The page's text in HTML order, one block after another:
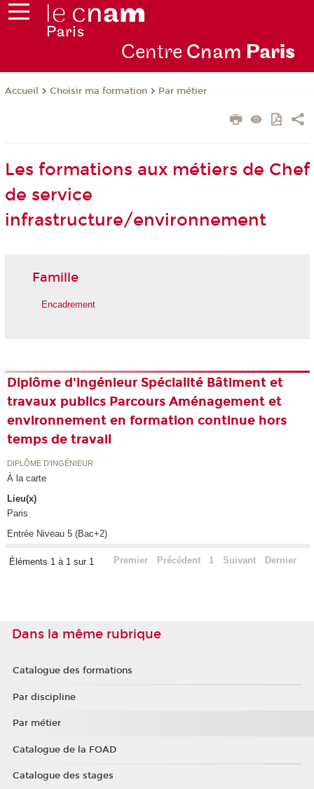
Centre Cnam Paris
Accueil Choisir ma formation Par métier
Les formations aux métiers de Chef
de service
infrastructure/environnement
Famille
Encadrement
Diplôme d'ingénieur Spécialité Bâtiment et
travaux publics Parcours Aménagement et
environnement en formation continue hors
temps de travail
DIPLÔME D'INGÉNIEUR
À la carte
Lieu(x)
Paris
Entrée Niveau 5 (Bac+2)
Éléments 1 à 1 sur 1 Premier Précédent 1 Suivant Dernier
Dans la même rubrique
Catalogue des formations
Par discipline
Par métier
Catalogue de la FOAD
Catalogue des stages